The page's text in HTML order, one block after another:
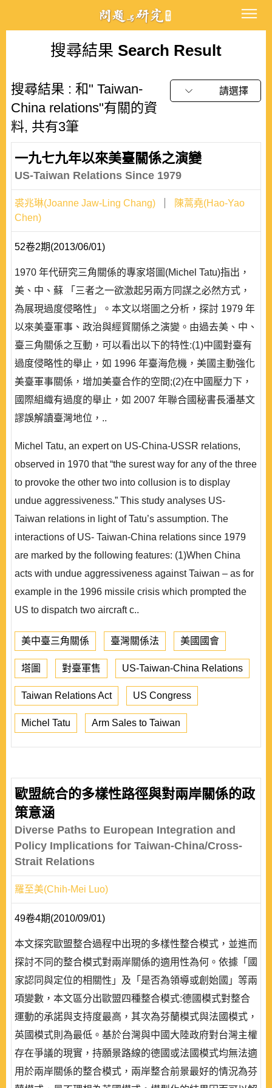
搜尋結果 Search Result
搜尋結果 : 和" Taiwan-
China relations"有關的資
料, 共有3筆
請選擇
一九七九年以來美臺關係之演變
US-Taiwan Relations Since 1979
裘兆琳(Joanne Jaw-Ling Chang)
陳蒿堯(Hao-Yao
Chen)
52卷2期(2013/06/01)
1970 年代研究三角關係的專家塔圖(Michel Tatu)指出，
美、中、蘇 「三者之一欲激起另兩方同謀之必然方式，
為展現過度侵略性」。本文以塔圖之分析，探討 1979 年
以來美臺軍事、政治與經貿關係之演變。由過去美、中、
臺三角關係之互動，可以看出以下的特性:(1)中國對臺有
過度侵略性的舉止，如 1996 年臺海危機，美國主動強化
美臺軍事關係，增加美臺合作的空間;(2)在中國壓力下，
國際組織有過度的舉止，如 2007 年聯合國秘書長潘基文
謬誤解讀臺灣地位，..
Michel Tatu, an expert on US-China-USSR relations,
observed in 1970 that “the surest way for any of the three
to provoke the other two into collusion is to display
undue aggressiveness.” This study analyses US-
Taiwan relations in light of Tatu’s assumption. The
interactions of US- Taiwan-China relations since 1979
are marked by the following features: (1)When China
acts with undue aggressiveness against Taiwan – as for
example in the 1996 missile crisis which prompted the
US to dispatch two aircraft c..
美中臺三角關係 臺灣關係法 美國國會
塔圖 對臺軍售 US-Taiwan-China Relations
Taiwan Relations Act US Congress
Michel Tatu Arm Sales to Taiwan
歐盟統合的多樣性路徑與對兩岸關係的政
策意涵
Diverse Paths to European Integration and
Policy Implications for Taiwan-China/Cross-
Strait Relations
羅至美(Chih-Mei Luo)
49卷4期(2010/09/01)
本文探究歐盟整合過程中出現的多樣性整合模式，並進而
探討不同的整合模式對兩岸關係的適用性為何。依據「國
家認同與定位的相關性」及「是否為領導或創始國」等兩
項變數，本文區分出歐盟四種整合模式:德國模式對整合
運動的承諾與支持度最高，其次為芬蘭模式與法國模式，
英國模式則為最低。基於台灣與中國大陸政府對台灣主權
存在爭議的現實，持願景路線的德國或法國模式均無法適
用於兩岸關係的整合模式，兩岸整合前景最好的情況為芬